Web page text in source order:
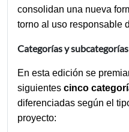
consolidan una nueva
torno al uso responsable
Categorías y subcategorías
En esta edición se
siguientes cinco
diferenciadas según el
proyecto: